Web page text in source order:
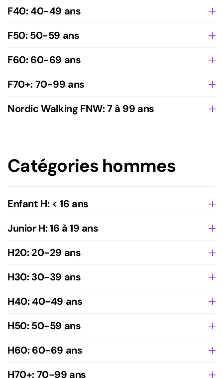
F40: 40-49 ans
F50: 50-59 ans
F60: 60-69 ans
F70+: 70-99 ans
Nordic Walking FNW: 7 à 99 ans
Catégories hommes
Enfant H: < 16 ans
Junior H: 16 à 19 ans
H20: 20-29 ans
H30: 30-39 ans
H40: 40-49 ans
H50: 50-59 ans
H60: 60-69 ans
H70+: 70-99 ans